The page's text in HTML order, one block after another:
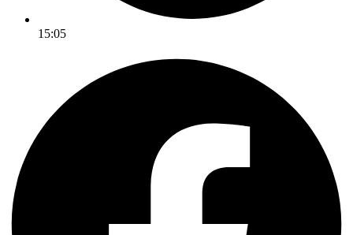
15:05